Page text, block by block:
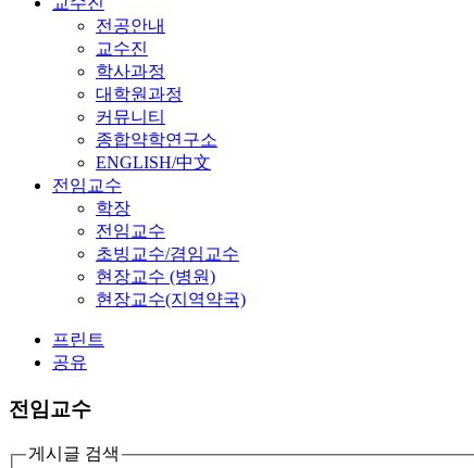
전공안내
교수진
학사과정
대학원과정
커뮤니티
종합약학연구소
ENGLISH/中文
전임교수
학장
전임교수
초빙교수/겸임교수
현장교수 (병원)
현장교수(지역약국)
프린트
공유
전임교수
게시글 검색